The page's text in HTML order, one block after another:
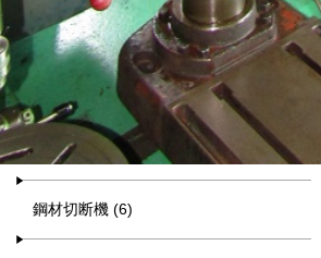
研削盤 (19)
中ぐり・ボール盤 (15)
削り盤 (1)
鋼材切断機 (6)